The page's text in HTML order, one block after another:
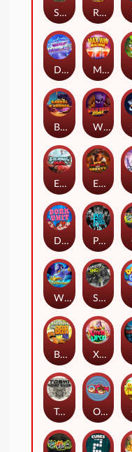
Sand and Ashes Red Rascal™
Dandy Diamonds Max Win Machine
Barrel Bonanza Wild Dojo Strike
Eternal Duel EPIC BULLETS & BOUNTY
Dork Unit Pray for Three
Wishbringer Slayers Inc
Benny The Beer Xmas Drop
Toshi Video Club OmNom